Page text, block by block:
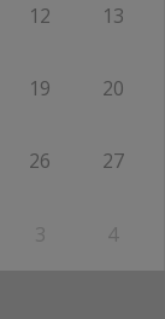
12 13
19 20
26 27
3 4